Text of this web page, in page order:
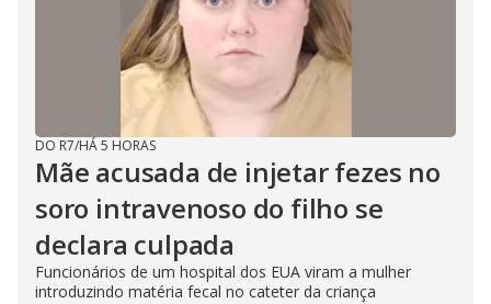
DO R7/HÁ 5 HORAS
Mãe acusada de injetar fezes no
soro intravenoso do filho se
declara culpada
Funcionários de um hospital dos EUA viram a mulher
introduzindo matéria fecal no cateter da criança